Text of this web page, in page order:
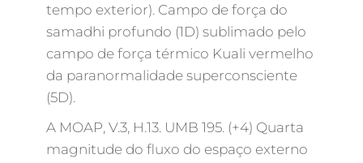
tempo exterior). Campo de força do
samadhi profundo (1D) sublimado pelo
campo de força térmico Kuali vermelho
da paranormalidade superconsciente
(5D).
A MOAP, V.3, H.13. UMB 195. (+4) Quarta
magnitude do fluxo do espaço externo